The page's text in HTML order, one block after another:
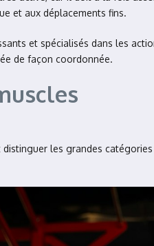
et aux déplacements fins.
et spécialisés dans les
de façon coordonnée.
les grandes